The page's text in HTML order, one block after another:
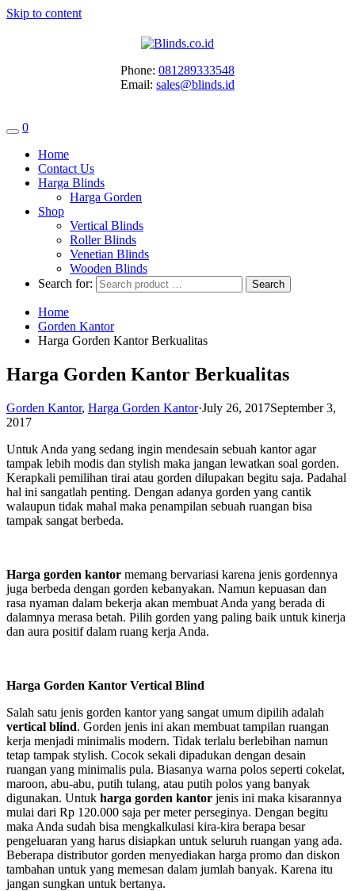
Skip to content
Phone: 081289333548
Email: sales@blinds.id
0
Home
Contact Us
Harga Blinds
Harga Gorden
Shop
Vertical Blinds
Roller Blinds
Venetian Blinds
Wooden Blinds
Search for:
Home
Gorden Kantor
Harga Gorden Kantor Berkualitas
Harga Gorden Kantor Berkualitas
Gorden Kantor, Harga Gorden Kantor·July 26, 2017September 3,
2017
Untuk Anda yang sedang ingin mendesain sebuah kantor agar
tampak lebih modis dan stylish maka jangan lewatkan soal gorden.
Kerapkali pemilihan tirai atau gorden dilupakan begitu saja. Padahal
hal ini sangatlah penting. Dengan adanya gorden yang cantik
walaupun tidak mahal maka penampilan sebuah ruangan bisa
tampak sangat berbeda.
Harga gorden kantor memang bervariasi karena jenis gordennya
juga berbeda dengan gorden kebanyakan. Namun kepuasan dan
rasa nyaman dalam bekerja akan membuat Anda yang berada di
dalamnya merasa betah. Pilih gorden yang paling baik untuk kinerja
dan aura positif dalam ruang kerja Anda.
Harga Gorden Kantor Vertical Blind
Salah satu jenis gorden kantor yang sangat umum dipilih adalah
vertical blind. Gorden jenis ini akan membuat tampilan ruangan
kerja menjadi minimalis modern. Tidak terlalu berlebihan namun
tetap tampak stylish. Cocok sekali dipadukan dengan desain
ruangan yang minimalis pula. Biasanya warna polos seperti cokelat,
maroon, abu-abu, putih tulang, atau putih polos yang banyak
digunakan. Untuk harga gorden kantor jenis ini maka kisarannya
mulai dari Rp 120.000 saja per meter perseginya. Dengan begitu
maka Anda sudah bisa mengkalkulasi kira-kira berapa besar
pengeluaran yang harus disiapkan untuk seluruh ruangan yang ada.
Beberapa distributor gorden menyediakan harga promo dan diskon
tambahan untuk yang memesan dalam jumlah banyak. Karena itu
jangan sungkan untuk bertanya.